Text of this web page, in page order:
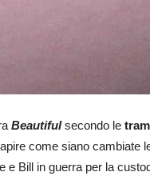
Beautiful secondo le
come siano cambiate
e Bill in guerra per la